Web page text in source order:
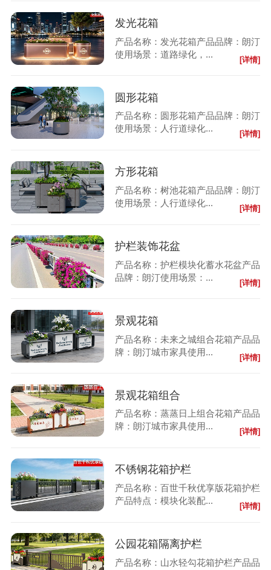
发光花箱
产品名称：发光花箱产品品牌：朗汀
使用场景：道路绿化，...
[详情]
圆形花箱
产品名称：圆形花箱产品品牌：朗汀
使用场景：人行道绿化...
[详情]
方形花箱
产品名称：树池花箱产品品牌：朗汀
使用场景：人行道绿化...
[详情]
护栏装饰花盆
产品名称：护栏模块化蓄水花盆产品
品牌：朗汀使用场景：...
[详情]
景观花箱
产品名称：未来之城组合花箱产品品
牌：朗汀城市家具使用...
[详情]
景观花箱组合
产品名称：蒸蒸日上组合花箱产品品
牌：朗汀城市家具使用...
[详情]
不锈钢花箱护栏
产品名称：百世千秋优享版花箱护栏
产品特点：模块化装配...
[详情]
公园花箱隔离护栏
产品名称：山水轻勾花箱护栏产品品